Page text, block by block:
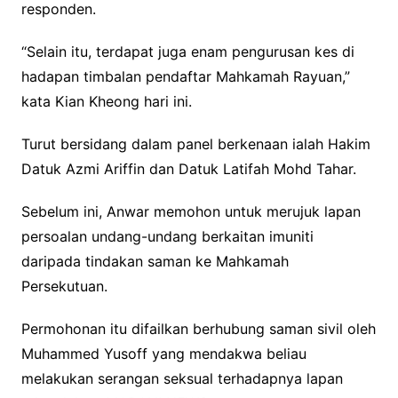
responden.
“Selain itu, terdapat juga enam pengurusan kes di
hadapan timbalan pendaftar Mahkamah Rayuan,”
kata Kian Kheong hari ini.
Turut bersidang dalam panel berkenaan ialah Hakim
Datuk Azmi Ariffin dan Datuk Latifah Mohd Tahar.
Sebelum ini, Anwar memohon untuk merujuk lapan
persoalan undang-undang berkaitan imuniti
daripada tindakan saman ke Mahkamah
Persekutuan.
Permohonan itu difailkan berhubung saman sivil oleh
Muhammed Yusoff yang mendakwa beliau
melakukan serangan seksual terhadapnya lapan